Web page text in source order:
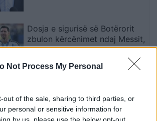
Not Process My Personal
out of the sale, sharing to third parties, or
personal or sensitive information for
Dosja e sigurisë së Botërorit
zbulon kërcënimet ndaj Messit,
Ronaldos dhe yjeve të tjerë
kufirin për muzikën: “O Rama,
kaq shumë do ta shpopullosh